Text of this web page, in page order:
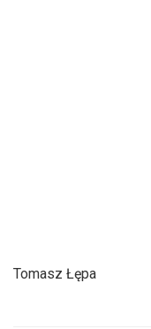
Tomasz Łępa